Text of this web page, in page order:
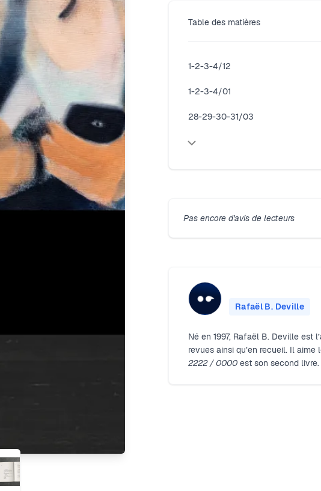
Table des matières
1-2-3-4/12
1-2-3-4/01
28-29-30-31/03
Pas encore d'avis de lecteurs
Rafaël B. Deville
Né en 1997, Rafaël B. Deville est
revues ainsi qu’en recueil. Il
2222 / 0000 est son second livre.